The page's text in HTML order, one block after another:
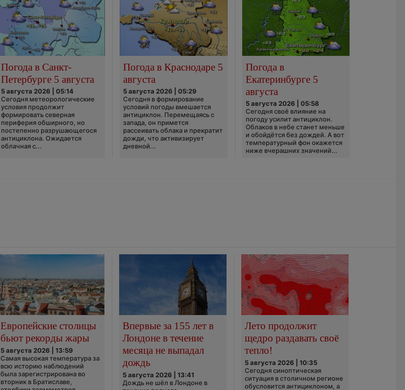
Погода в Санкт-
Петербурге 5 августа
5 августа 2026 | 05:14
Сегодня метеорологические
условия продолжит
формировать северная
периферия обширного, но
постепенно разрушающегося
антициклона. Ожидается
облачная с...
Погода в Краснодаре 5
августа
5 августа 2026 | 05:29
Сегодня в формирование
условий погоды вмешается
антициклон. Перемещаясь с
запада, он примется
рассеивать облака и прекратит
дожди, что активизирует
дневной...
Погода в
Екатеринбурге 5
августа
5 августа 2026 | 05:58
Сегодня своё влияние на
погоду усилит антициклон.
Облаков в небе станет меньше
и обойдётся без дождей. А вот
температурный фон окажется
ниже вчерашних значений...
Европейские столицы
бьют рекорды жары
5 августа 2026 | 13:59
Самая высокая температура за
всю историю наблюдений
была зарегистрирована во
вторник в Братиславе,
Впервые за 155 лет в
Лондоне в течение
месяца не выпадал
дождь
5 августа 2026 | 13:41
Дождь не шёл в Лондоне в
Лето продолжит
щедро раздавать своё
тепло!
5 августа 2026 | 10:35
Сегодня синоптическая
ситуация в столичном регионе
обусловится антициклоном, а